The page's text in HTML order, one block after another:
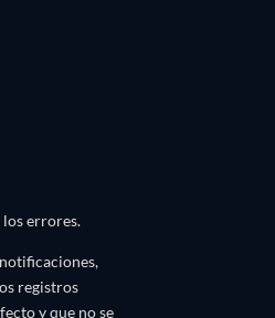
los errores.
registros
y que no se